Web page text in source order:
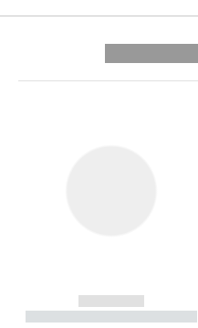
------------
----------- ----------- --------